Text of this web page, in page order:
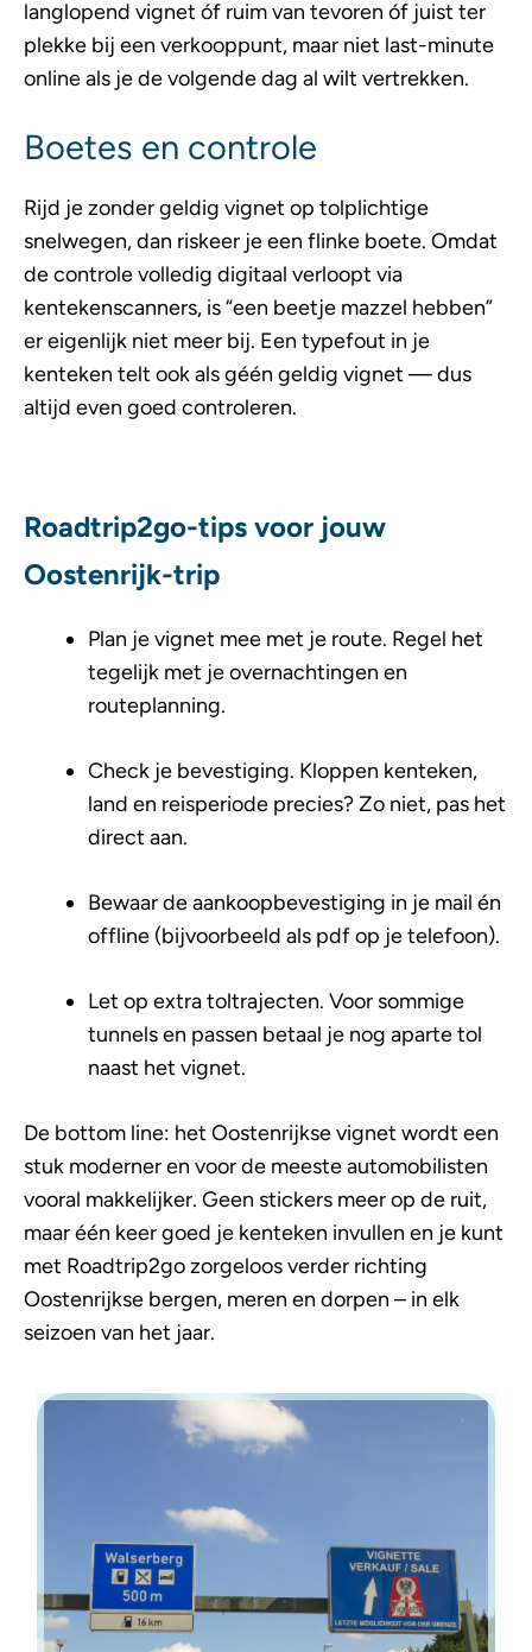
langlopend vignet óf ruim van tevoren óf juist ter
plekke bij een verkooppunt, maar niet last-minute
online als je de volgende dag al wilt vertrekken.
Boetes en controle
Rijd je zonder geldig vignet op tolplichtige
snelwegen, dan riskeer je een flinke boete. Omdat
de controle volledig digitaal verloopt via
kentekenscanners, is “een beetje mazzel hebben”
er eigenlijk niet meer bij. Een typefout in je
kenteken telt ook als géén geldig vignet — dus
altijd even goed controleren.
Roadtrip2go-tips voor jouw
Oostenrijk-trip
Plan je vignet mee met je route. Regel het
tegelijk met je overnachtingen en
routeplanning.
Check je bevestiging. Kloppen kenteken,
land en reisperiode precies? Zo niet, pas het
direct aan.
Bewaar de aankoopbevestiging in je mail én
offline (bijvoorbeeld als pdf op je telefoon).
Let op extra toltrajecten. Voor sommige
tunnels en passen betaal je nog aparte tol
naast het vignet.
De bottom line: het Oostenrijkse vignet wordt een
stuk moderner en voor de meeste automobilisten
vooral makkelijker. Geen stickers meer op de ruit,
maar één keer goed je kenteken invullen en je kunt
met Roadtrip2go zorgeloos verder richting
Oostenrijkse bergen, meren en dorpen – in elk
seizoen van het jaar.